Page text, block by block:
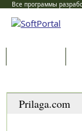
Все программы
Prilaga.com